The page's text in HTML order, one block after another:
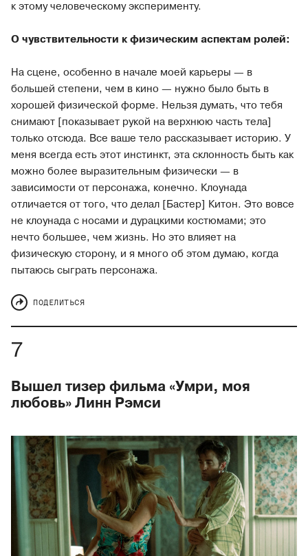
к этому человеческому эксперименту.
О чувствительности к физическим аспектам ролей:
На сцене, особенно в начале моей карьеры — в
большей степени, чем в кино — нужно было быть в
хорошей физической форме. Нельзя думать, что тебя
снимают [показывает рукой на верхнюю часть тела]
только отсюда. Все ваше тело рассказывает историю. У
меня всегда есть этот инстинкт, эта склонность быть как
можно более выразительным физически — в
зависимости от персонажа, конечно. Клоунада
отличается от того, что делал [Бастер] Китон. Это вовсе
не клоунада с носами и дурацкими костюмами; это
нечто большее, чем жизнь. Но это влияет на
физическую сторону, и я много об этом думаю, когда
пытаюсь сыграть персонажа.
ПОДЕЛИТЬСЯ
Вышел тизер фильма «Умри, моя
любовь» Линн Рэмси